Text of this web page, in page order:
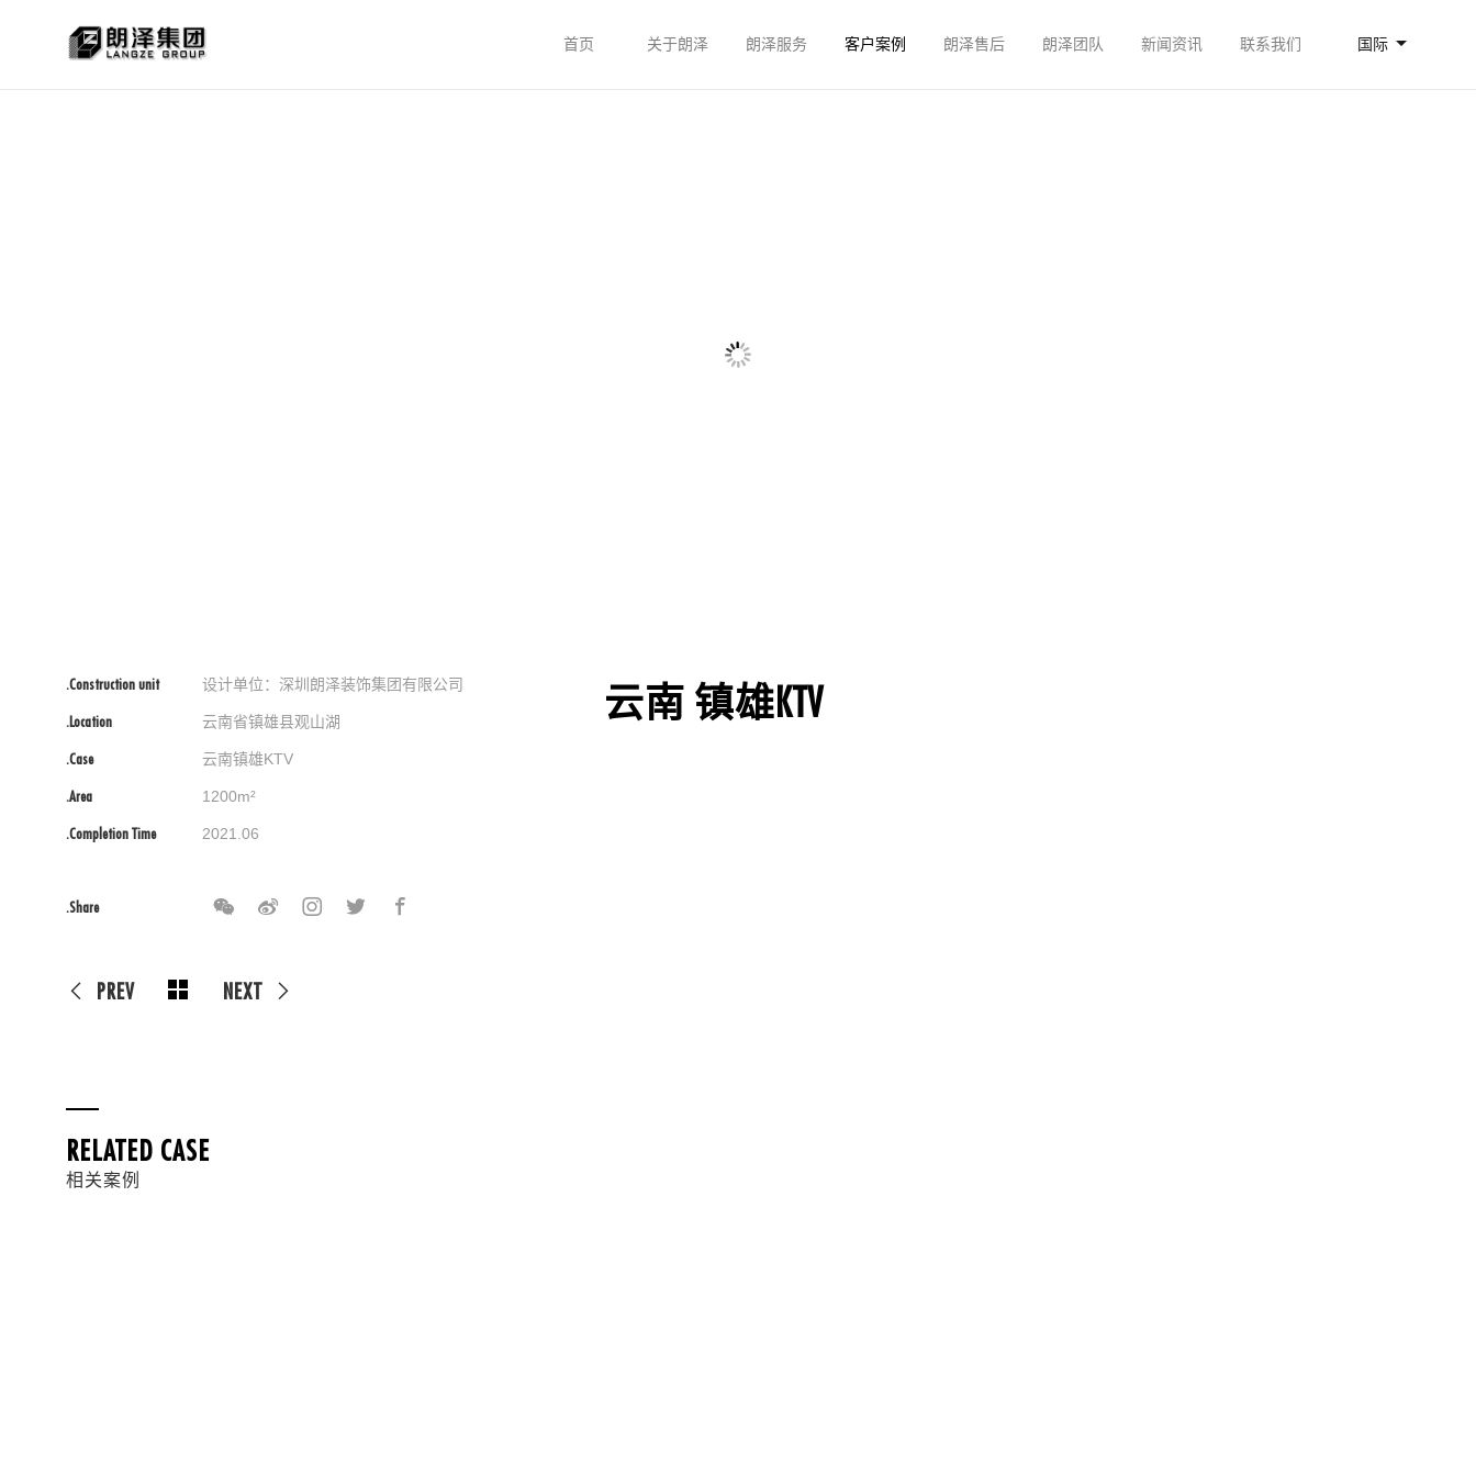
首页 关于朗泽 朗泽服务 客户案例 朗泽售后 朗泽团队 新闻资讯 联系我们 国际
PREV NEXT
.Construction unit 设计单位：深圳朗泽装饰集团有限公司
.Location 云南省镇雄县观山湖
.Case 云南镇雄KTV
.Area 1200m²
.Completion Time 2021.06
.Share
云南 镇雄KTV
RELATED CASE
相关案例